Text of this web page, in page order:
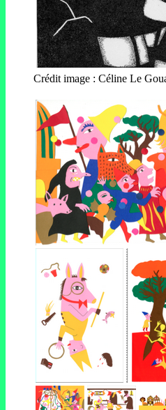
Crédit image : Céline Le